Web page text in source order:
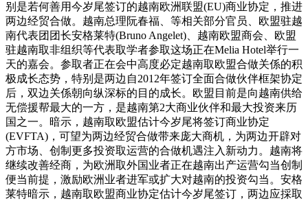
别是若何善用今岁尾签订的越南欧洲联盟(EU)商业协定，推进
两边经贸合做。越南总理阮春福、等相关部分官员、欧盟驻越
南代表团团长安格莱特(Bruno Angelet)、越南欧盟商会、欧盟
驻越南取非组织等代表取学者参取这场正在Melia Hotel举行一
天的嘉会。参取者正在会中高度必定越南取欧盟合做关係的积
极成长态势，特别是两边自2012年签订全面合做伙伴框架协定
后，双边关係朝向纵深标的目的成长。欧盟目前是向越南供给
无偿援帮最大的一方，是越南第2大商业伙伴和最大投资来历
国之一。暗示，越南取欧盟估计今岁尾将签订商业协定
(EVFTA)，可望为两边经贸合做带来庞大商机，为两边开辟对
方市场、创制更多投资取运营的合做机遇注入新动力。越南将
继续改善经商，为欧洲取外国业者正在越南出产运营勾当创制
便当前提，激励欧洲业者进军或扩大对越南的投资勾当。安格
莱特暗示，越南取欧盟商业协定估计今岁尾签订，两边应採取